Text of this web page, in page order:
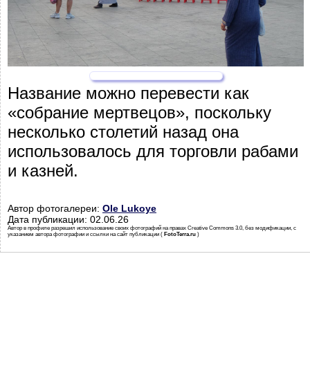
Название можно перевести как
«собрание мертвецов», поскольку
несколько столетий назад она
использовалось для торговли рабами
и казней.
Автор фотогалереи: Ole Lukoye
Дата публикации: 02.06.26
Автор в профиле разрешил использование своих фотографий на правах Creative Commons 3.0, без модификации, с
указанием автора фотографии и ссылки на сайт публикации ( FotoTerra.ru )